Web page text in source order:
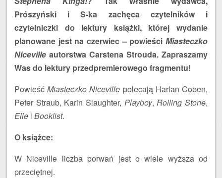
Prószyński i S-ka zachęca czytelników i
czytelniczki do lektury książki, której wydanie
planowane jest na czerwiec – powieści Miasteczko
Niceville autorstwa Carstena Strouda. Zapraszamy
Was do lektury przedpremierowego fragmentu!
PowieśćMiasteczko Niceville polecają Harlan Coben,
Peter Straub, Karin Slaughter, Playboy,Rolling Stone,
Elle i Booklist.
O książce:
W Niceville liczba porwań jest o wiele wyższa od
przeciętnej.